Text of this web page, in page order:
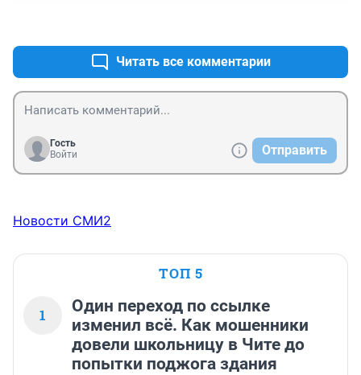
Читать все комментарии
Гость
Войти
Отправить
Новости СМИ2
ТОП 5
1
Один переход по ссылке
изменил всё. Как мошенники
довели школьницу в Чите до
попытки поджога здания